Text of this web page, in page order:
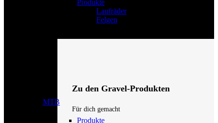
Produkte
Laufräder
Felgen
Zu den Gravel-Produkten
Für dich gemacht
MTB
Produkte